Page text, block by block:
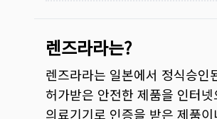
렌즈라라는?
렌즈라라는 일본에서 정식승인
허가받은 안전한 제품을 인터
의료기기로 인증을 받은 제품